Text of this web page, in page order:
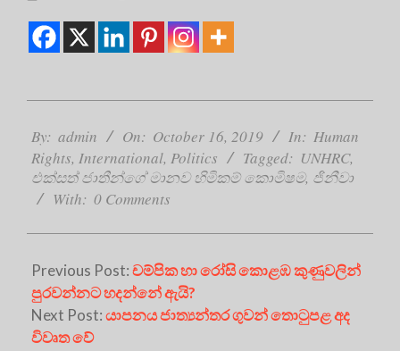
10-
16
By: admin On: October 16, 2019 In: Human
Rights, International, Politics Tagged: UNHRC,
එක්සත් ජාතීන්ගේ මානව හිමිකම් කොමිෂම, ජිනීවා
With: 0 Comments
Previous Post:චම්පික හා රෝසි කොළඹ කුණුවලින්
පුරවන්නට හදන්නේ ඇයි?
Next Post:යාපනය ජාත්‍යන්තර ගුවන් තොටුපළ අද
විවෘත වේ